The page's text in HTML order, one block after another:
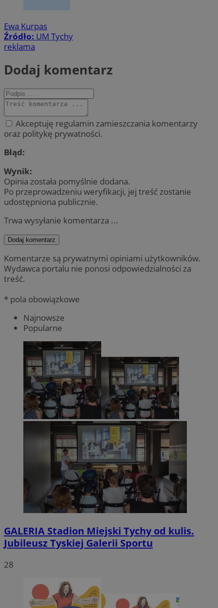
Ewa Kurpas
Źródło: UM Tychy
reklama
Dodaj komentarz
Akceptuję regulamin zamieszczania komentarzy
oraz politykę prywatności.
Błąd:
Wynik:
Opinia została pomyślnie dodana.
Po przeprowadzeniu weryfikacji, jej treść zostanie
udostępniona publicznie.
Trwa wysyłanie komentarza ...
Dodaj komentarz
Komentarze są prywatnymi opiniami użytkowników.
Wydawca portalu nie ponosi odpowiedzialności za
treść.
* pola obowiązkowe
Najnowsze
Popularne
GALERIA Stadion Miejski Tychy od kulis.
Jubileusz Tyskiej Galerii Sportu
28